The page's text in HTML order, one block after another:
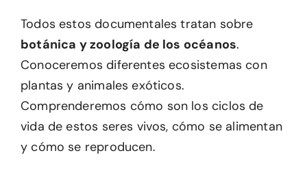
Todos estos documentales tratan sobre
botánica y zoología de los océanos.
Conoceremos diferentes ecosistemas con
plantas y animales exóticos.
Comprenderemos cómo son los ciclos de
vida de estos seres vivos, cómo se alimentan
y cómo se reproducen.